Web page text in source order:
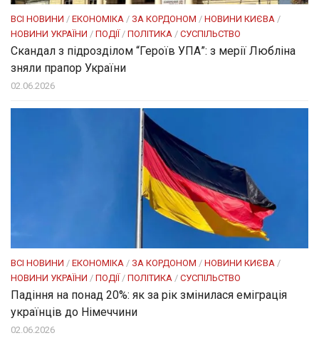
ВСІ НОВИНИ / ЕКОНОМІКА / ЗА КОРДОНОМ / НОВИНИ КИЄВА /
НОВИНИ УКРАЇНИ / ПОДІЇ / ПОЛІТИКА / СУСПІЛЬСТВО
Скандал з підрозділом “Героїв УПА”: з мерії Любліна
зняли прапор України
02.06.2026
ВСІ НОВИНИ / ЕКОНОМІКА / ЗА КОРДОНОМ / НОВИНИ КИЄВА /
НОВИНИ УКРАЇНИ / ПОДІЇ / ПОЛІТИКА / СУСПІЛЬСТВО
Падіння на понад 20%: як за рік змінилася еміграція
українців до Німеччини
02.06.2026